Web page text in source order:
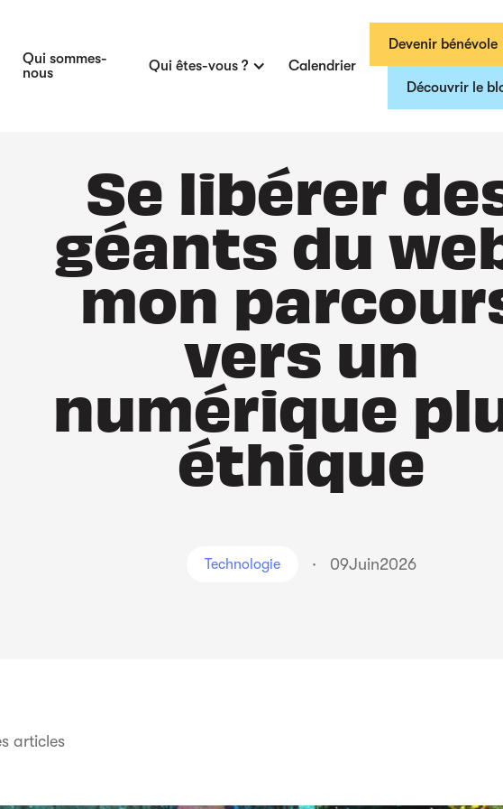
Qui sommes-
nous
Qui êtes-vous ? Calendrier
Devenir bénévole
Découvrir le
Se libérer
géants du
mon
vers un
numérique
éthique
Technologie · 09Juin2026
articles